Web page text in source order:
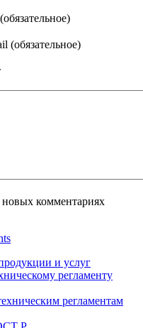
(обязательное)
комментариях
и услуг
регламенту
регламентам